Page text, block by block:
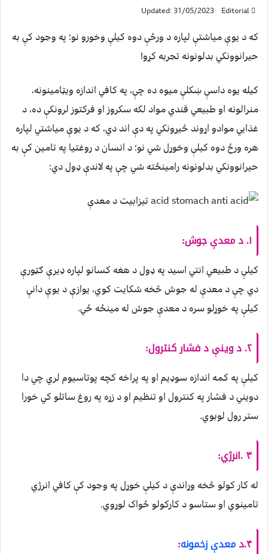
Editorial
Updated: 31/05/2023
که د یوې میاشتې لپاره د ورځې دوه کیلې وخورو نو؛ په وجود کې به
حیرانوونکي بدلونونه تجربه کړو!
کیله یوه داسې ښکلې میوه ده چې، په کافي اندازه ویټامینونه،
منرالونه او طبیعي قندي مواد لکه سکروز او فرکتوز لرونکې ده، د
غذایي موادو اړوند څیړونکي په دې اند دي، که د یوې میاشتي لپاره
هره ورځ دوه کیلې وخوړل شي نو؛ د انسان د روغتیا په تامین کې به
حیرانوونکي بدلونونه رامینځته شي چې په لاندې ډول دي:
۱. د معدې جوش:
کیلې د طبیعي انتي اسید په ډول د هغه کسانو لپاره ډیرې ګټورې
دي چې د معدې له جوش څخه شکایت کوي، یوازې د یوې دانې
کیلې په خوړلو سره د معدې جوش له مینځه ځي.
۲. د وینې د فشار کنترول:
کیلې په کمه اندازه سوډیم او په پراخه کچه پوتاسیوم لري چي دا
دویني د فشار په کنترول او تنظیم او د زړه په روغ ساتلو کي خورا
ستر رول لوبوي.
۳ .انرژي:
له کار کولو څخه وړاندې د کیلې خوړل په وجود کې کافي انرژي
تامینوي او ستاسو د کارکولو ځواک لوړوي.
۴.د معدې زخمونه: